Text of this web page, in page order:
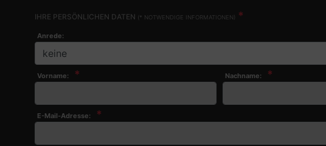
IHRE PERSÖNLICHEN DATEN (* NOTWENDIGE INFORMATIONEN) *
Anrede:
Vorname: * Nachname: *
E-Mail-Adresse: *